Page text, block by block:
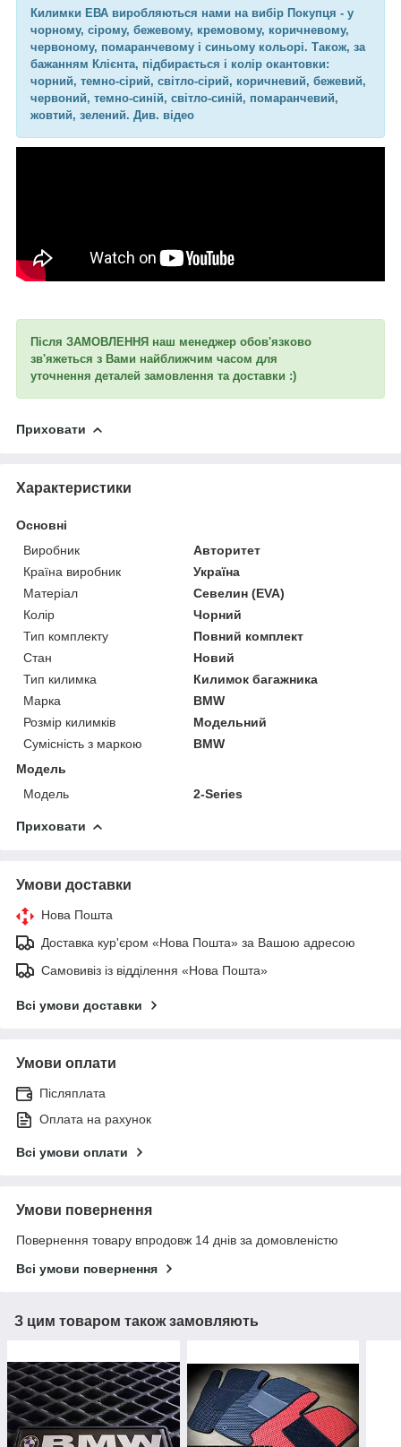
Килимки ЕВА виробляються нами на вибір Покупця - у
чорному, сірому, бежевому, кремовому, коричневому,
червоному, помаранчевому і синьому кольорі. Також, за
бажанням Клієнта, підбирається і колір окантовки:
чорний, темно-сірий, світло-сірий, коричневий, бежевий,
червоний, темно-синій, світло-синій, помаранчевий,
жовтий, зелений. Див. відео
Після ЗАМОВЛЕННЯ наш менеджер обов'язково
зв'яжеться з Вами найближчим часом для
уточнення деталей замовлення та доставки :)
Приховати
Характеристики
Основні
Виробник
Авторитет
Країна виробник
Україна
Матеріал
Севелин (EVA)
Колір
Чорний
Тип комплекту
Повний комплект
Стан
Новий
Тип килимка
Килимок багажника
Марка
BMW
Розмір килимків
Модельний
Сумісність з маркою
BMW
Модель
Модель
2-Series
Приховати
Умови доставки
Нова Пошта
Доставка кур'єром «Нова Пошта» за Вашою адресою
Самовивіз із відділення «Нова Пошта»
Всі умови доставки
Умови оплати
Післяплата
Оплата на рахунок
Всі умови оплати
Умови повернення
Повернення товару впродовж 14 днів за домовленістю
Всі умови повернення
З цим товаром також замовляють